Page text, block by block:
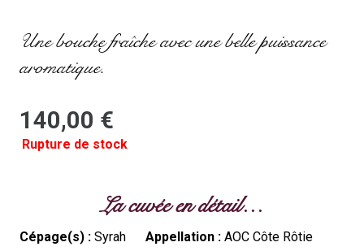
Une bouche fraîche avec une belle puissance
aromatique.
140,00 €
Rupture de stock
La cuvée en détail…
Cépage(s) : Syrah Appellation : AOC Côte Rôtie